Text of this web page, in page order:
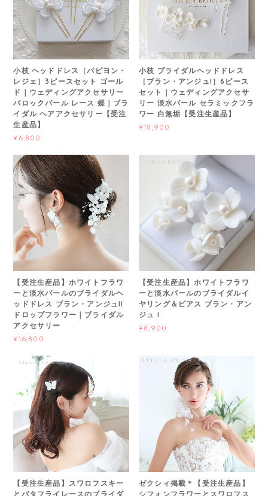
小枝 ヘッドドレス［パピヨン・
レジェ］3ピースセット ゴール
ド｜ウェディングアクセサリー
バロックパール レース 蝶｜ブラ
イダル ヘアアクセサリー【受注
生産品】
¥6,800
小枝 ブライダルヘッドドレス
［ブラン・アンジュI］6ピース
セット｜ウェディングアクセサ
リー 淡水パール セラミックフラ
ワー 白無垢【受注生産品】
¥18,900
【受注生産品】ホワイトフラワ
ーと淡水パールのブライダルヘ
ッドドレス ブラン・アンジュII
ドロップフラワー｜ブライダル
アクセサリー
¥16,800
【受注生産品】ホワイトフラワ
ーと淡水パールのブライダルイ
ヤリング＆ピアス ブラン・アン
ジュ I
¥8,900
【受注生産品】スワロフスキー
とバタフライレースのブライダ
ゼクシィ掲載＊【受注生産品】
シフォンフラワーとスワロフス